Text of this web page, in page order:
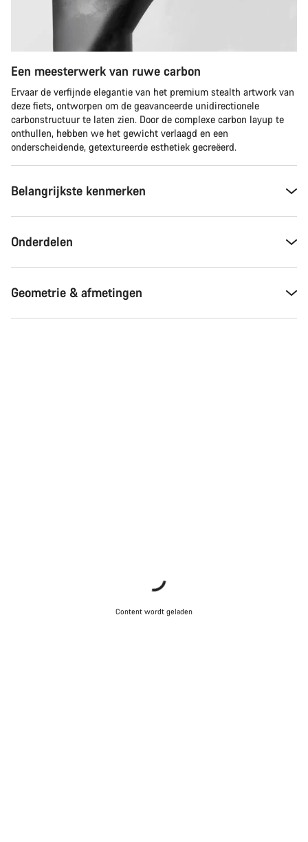
Een meesterwerk van ruwe carbon
Ervaar de verfijnde elegantie van het premium stealth artwork van
deze fiets, ontworpen om de geavanceerde unidirectionele
carbonstructuur te laten zien. Door de complexe carbon layup te
onthullen, hebben we het gewicht verlaagd en een
onderscheidende, getextureerde esthetiek gecreëerd.
Belangrijkste kenmerken
Onderdelen
Geometrie & afmetingen
Content wordt geladen